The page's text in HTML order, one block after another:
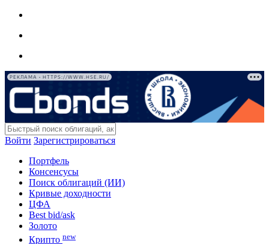
РЕКЛАМА • HTTPS://WWW.HSE.RU/
Войти Зарегистрироваться
Портфель
Консенсусы
Поиск облигаций (ИИ)
Кривые доходности
ЦФА
Best bid/ask
Золото
Крипто new